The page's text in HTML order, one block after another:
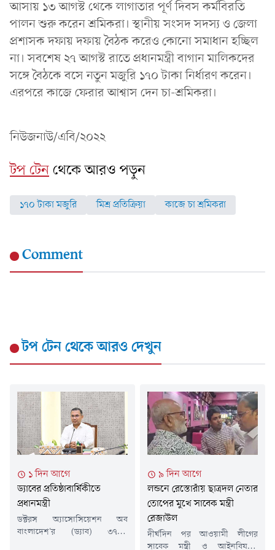
আসায় ১৩ আগস্ট থেকে লাগাতার পূর্ণ দিবস কর্মবিরতি
পালন শুরু করেন শ্রমিকরা। স্থানীয় সংসদ সদস্য ও জেলা
প্রশাসক দফায় দফায় বৈঠক করেও কোনো সমাধান হচ্ছিল
না। সবশেষ ২৭ আগস্ট রাতে প্রধানমন্ত্রী বাগান মালিকদের
সঙ্গে বৈঠকে বসে নতুন মজুরি ১৭০ টাকা নির্ধারণ করেন।
এরপরে কাজে ফেরার আশ্বাস দেন চা-শ্রমিকরা।
নিউজনাউ/এবি/২০২২
টপ টেনথেকে আরও পড়ুন
১৭০ টাকা মজুরি মিশ্র প্রতিক্রিয়া কাজে চা শ্রমিকরা
Comment
টপ টেনথেকে আরও দেখুন
১ দিন আগে
ড্যাবের প্রতিষ্ঠাবার্ষিকীতে
প্রধানমন্ত্রী
ডক্টরস অ্যাসোসিয়েশন অব
বাংলাদেশ'র (ড্যাব) ৩৭তম
৯ দিন আগে
লন্ডনে রেস্তোরাঁয় ছাত্রদল নেতার
তোপের মুখে সাবেক মন্ত্রী
রেজাউল
দীর্ঘদিন পর আওয়ামী লীগের
সাবেক মন্ত্রী ও আইনবিষয়ক